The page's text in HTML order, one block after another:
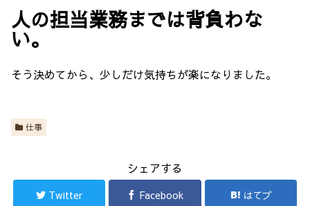
人の担当業務までは背負わな
い。
そう決めてから、少しだけ気持ちが楽になりました。
仕事
シェアする
Twitter Facebook はてブ